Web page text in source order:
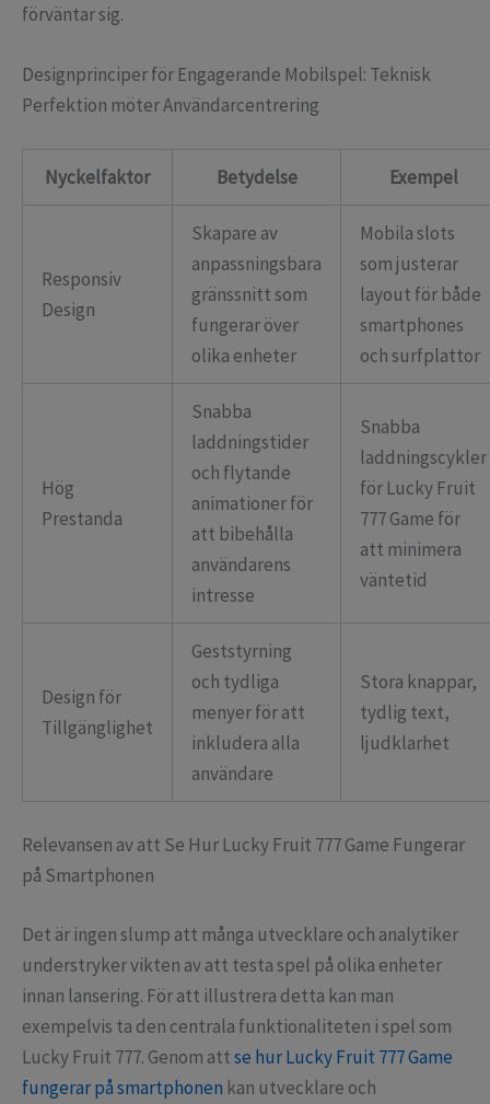
förväntar sig.
Designprinciper för Engagerande Mobilspel: Teknisk
Perfektion möter Användarcentrering
Nyckelfaktor Betydelse Exempel
Responsiv
Design
Skapare av
anpassningsbara
gränssnitt som
fungerar över
olika enheter
Mobila slots
som justerar
layout för både
smartphones
och surfplattor
Hög
Prestanda
Snabba
laddningstider
och flytande
animationer för
att bibehålla
användarens
intresse
Snabba
laddningscykler
för Lucky Fruit
777 Game för
att minimera
väntetid
Design för
Tillgänglighet
Geststyrning
och tydliga
menyer för att
inkludera alla
användare
Stora knappar,
tydlig text,
ljudklarhet
Relevansen av att Se Hur Lucky Fruit 777 Game Fungerar
på Smartphonen
Det är ingen slump att många utvecklare och analytiker
understryker vikten av att testa spel på olika enheter
innan lansering. För att illustrera detta kan man
exempelvis ta den centrala funktionaliteten i spel som
Lucky Fruit 777. Genom attse hur Lucky Fruit 777 Game
fungerar på smartphonen kan utvecklare och